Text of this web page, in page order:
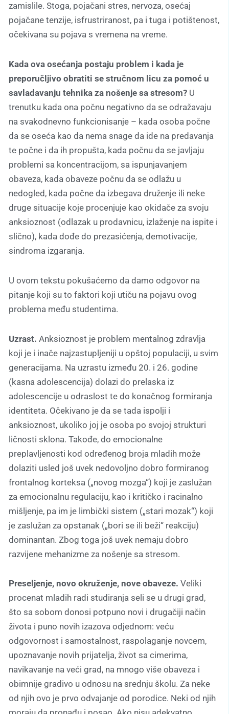
zamislile. Stoga, pojačani stres, nervoza, osećaj
pojačane tenzije, isfrustriranost, pa i tuga i potištenost,
očekivana su pojava s vremena na vreme.
Kada ova osećanja postaju problem i kada je
preporučljivo obratiti se stručnom licu za pomoć u
savladavanju tehnika za nošenje sa stresom? U
trenutku kada ona počnu negativno da se odražavaju
na svakodnevno funkcionisanje – kada osoba počne
da se oseća kao da nema snage da ide na predavanja
te počne i da ih propušta, kada počnu da se javljaju
problemi sa koncentracijom, sa ispunjavanjem
obaveza, kada obaveze počnu da se odlažu u
nedogled, kada počne da izbegava druženje ili neke
druge situacije koje procenjuje kao okidače za svoju
anksioznost (odlazak u prodavnicu, izlaženje na ispite i
slično), kada dođe do prezasićenja, demotivacije,
sindroma izgaranja.
U ovom tekstu pokušaćemo da damo odgovor na
pitanje koji su to faktori koji utiču na pojavu ovog
problema među studentima.
Uzrast. Anksioznost je problem mentalnog zdravlja
koji je i inače najzastupljeniji u opštoj populaciji, u svim
generacijama. Na uzrastu između 20. i 26. godine
(kasna adolescencija) dolazi do prelaska iz
adolescencije u odraslost te do konačnog formiranja
identiteta. Očekivano je da se tada ispolji i
anksioznost, ukoliko joj je osoba po svojoj strukturi
ličnosti sklona. Takođe, do emocionalne
preplavljenosti kod određenog broja mladih može
dolaziti usled još uvek nedovoljno dobro formiranog
frontalnog korteksa („novog mozga“) koji je zaslužan
za emocionalnu regulaciju, kao i kritičko i racinalno
mišljenje, pa im je limbički sistem („stari mozak“) koji
je zaslužan za opstanak („bori se ili beži“ reakciju)
dominantan. Zbog toga još uvek nemaju dobro
razvijene mehanizme za nošenje sa stresom.
Preseljenje, novo okruženje, nove obaveze. Veliki
procenat mladih radi studiranja seli se u drugi grad,
što sa sobom donosi potpuno novi i drugačiji način
života i puno novih izazova odjednom: veću
odgovornost i samostalnost, raspolaganje novcem,
upoznavanje novih prijatelja, život sa cimerima,
navikavanje na veći grad, na mnogo više obaveza i
obimnije gradivo u odnosu na srednju školu. Za neke
od njih ovo je prvo odvajanje od porodice. Neki od njih